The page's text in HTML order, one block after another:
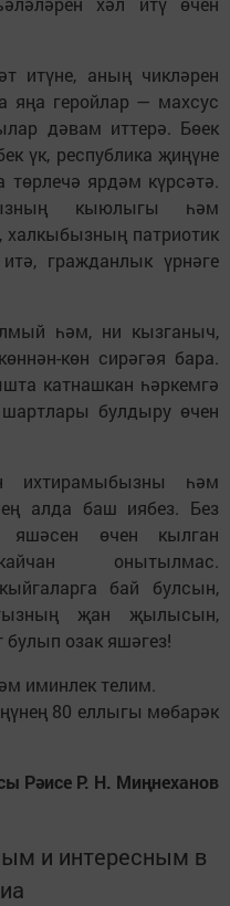
итүне, аның чикләрен
яңа геройлар — махсус
дәвам иттерә. Бөек
үк, республика җиңүне
ярдәм күрсәтә.
кыюлыгы һәм
патриотик
гражданлык үрнәге
һәм, ни кызганыч,
көн сирәгәя бара.
катнашкан һәркемгә
булдыру өчен
ихтирамыбызны һәм
алда баш иябез. Без
өчен кылган
онытылмас.
бай булсын,
җан җылысын,
булып озак яшәгез!
иминлек телим.
80 еллыгы мөбарәк
Рәисе Р. Н. Миңнеханов
и интересным в